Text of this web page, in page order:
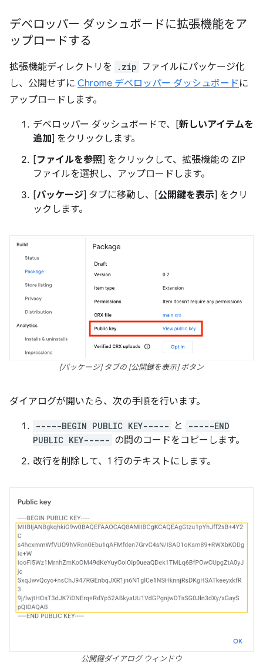
デベロッパー ダッシュボードに拡張機能をア
ップロードする
拡張機能ディレクトリを .zip ファイルにパッケージ化
し、公開せずに Chrome デベロッパー ダッシュボード に
アップロードします。
デベロッパー ダッシュボードで、[新しいアイテムを
追加] をクリックします。
[ファイルを参照] をクリックして、拡張機能の ZIP
ファイルを選択し、アップロードします。
[パッケージ] タブに移動し、[公開鍵を表示] をクリ
ックします。
[パッケージ] タブの [公開鍵を表示] ボタン
ダイアログが開いたら、次の手順を行います。
-----BEGIN PUBLIC KEY----- と
-----END
PUBLIC KEY----- の間のコードをコピーします。
改行を削除して、1 行のテキストにします。
公開鍵ダイアログ ウィンドウ